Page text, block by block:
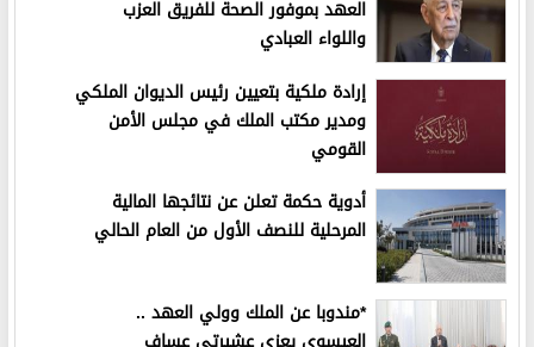
العهد بموفور الصحة للفريق العزب
واللواء العبادي
إرادة ملكية بتعيين رئيس الديوان الملكي
ومدير مكتب الملك في مجلس الأمن
القومي
أدوية حكمة تعلن عن نتائجها المالية
المرحلية للنصف الأول من العام الحالي
*مندوبا عن الملك وولي العهد ..